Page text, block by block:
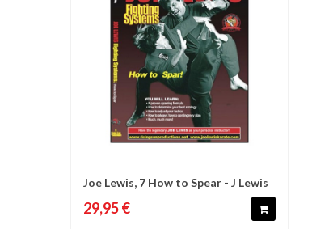
Comparer Liste d'envies
Joe Lewis, 7 How to Spear - J Lewis
29,95 €